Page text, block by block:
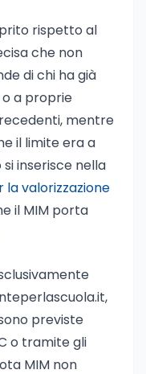
rispetto al
che non
di chi ha già
a proprie
mentre
il limite era a
inserisce nella
la valorizzazione
il MIM porta
previste
o tramite gli
MIM non